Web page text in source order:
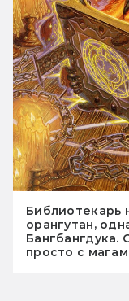
Библиотекарь
орангутан,
просто с